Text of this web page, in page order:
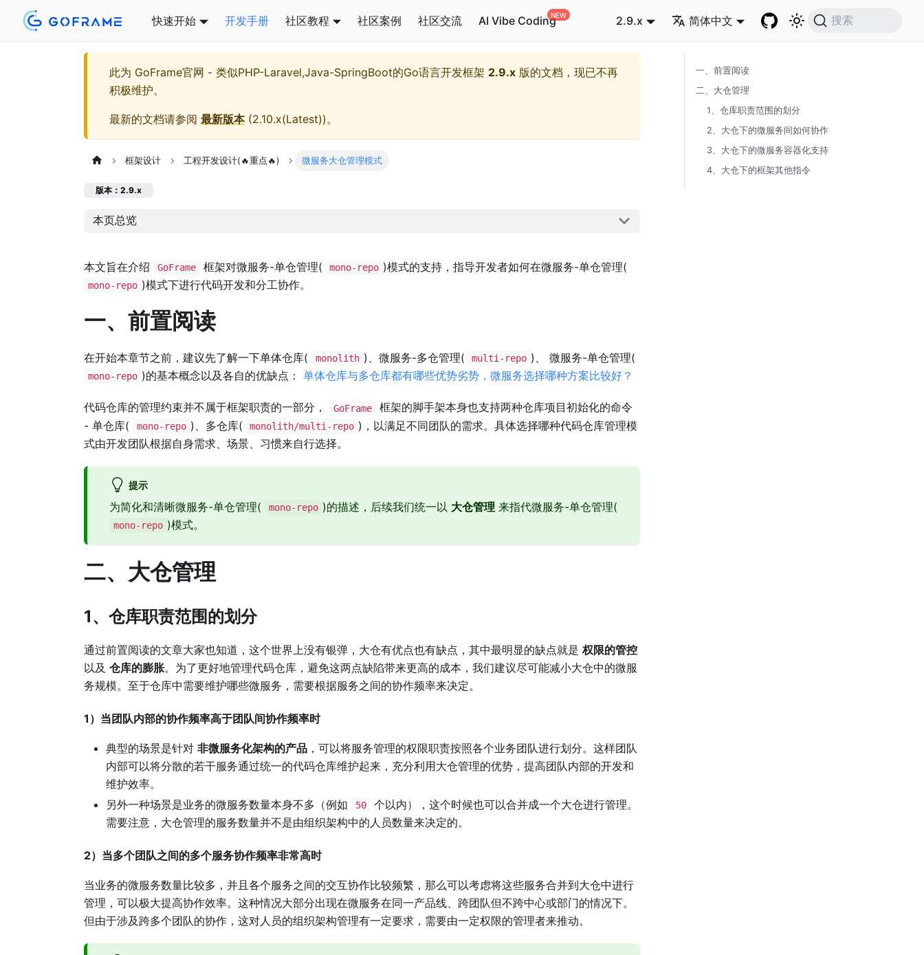
快速开始 开发手册 社区教程 社区案例 社区交流 AI Vibe Coding 2.9.x 简体中文 搜索
此为 GoFrame官网 - 类似PHP-Laravel,Java-SpringBoot的Go语言开发框架 2.9.x 版的文档，现已不再
积极维护。
最新的文档请参阅 最新版本(2.10.x(Latest))。
框架设计 工程开发设计(🔥重点🔥) 微服务大仓管理模式
版本：2.9.x
本页总览
本文旨在介绍 GoFrame 框架对微服务-单仓管理( mono-repo )模式的支持，指导开发者如何在微服务-单仓管理(
mono-repo )模式下进行代码开发和分工协作。
一、前置阅读
在开始本章节之前，建议先了解一下单体仓库( monolith )、微服务-多仓管理( multi-repo )、 微服务-单仓管理(
mono-repo )的基本概念以及各自的优缺点： 单体仓库与多仓库都有哪些优势劣势，微服务选择哪种方案比较好？
代码仓库的管理约束并不属于框架职责的一部分， GoFrame
框架的脚手架本身也支持两种仓库项目初始化的命令
- 单仓库(
mono-repo )、多仓库( monolith/multi-repo )，以满足不同团队的需求。具体选择哪种代码仓库管理模
式由开发团队根据自身需求、场景、习惯来自行选择。
提示
为简化和清晰微服务-单仓管理( mono-repo )的描述，后续我们统一以 大仓管理 来指代微服务-单仓管理(
mono-repo )模式。
二、大仓管理
1、仓库职责范围的划分
通过前置阅读的文章大家也知道，这个世界上没有银弹，大仓有优点也有缺点，其中最明显的缺点就是权限的管控
以及 仓库的膨胀。为了更好地管理代码仓库，避免这两点缺陷带来更高的成本，我们建议尽可能减小大仓中的微服
务规模。至于仓库中需要维护哪些微服务，需要根据服务之间的协作频率来决定。
1）当团队内部的协作频率高于团队间协作频率时
典型的场景是针对 非微服务化架构的产品 ，可以将服务管理的权限职责按照各个业务团队进行划分。这样团队
内部可以将分散的若干服务通过统一的代码仓库维护起来，充分利用大仓管理的优势，提高团队内部的开发和
维护效率。
另外一种场景是业务的微服务数量本身不多（例如
50
个以内），这个时候也可以合并成一个大仓进行管理。
需要注意，大仓管理的服务数量并不是由组织架构中的人员数量来决定的。
2）当多个团队之间的多个服务协作频率非常高时
当业务的微服务数量比较多，并且各个服务之间的交互协作比较频繁，那么可以考虑将这些服务合并到大仓中进行
管理，可以极大提高协作效率。这种情况大部分出现在微服务在同一产品线、跨团队但不跨中心或部门的情况下。
但由于涉及跨多个团队的协作，这对人员的组织架构管理有一定要求，需要由一定权限的管理者来推动。
一、前置阅读
二、大仓管理
1、仓库职责范围的划分
2、大仓下的微服务间如何协作
3、大仓下的微服务容器化支持
4、大仓下的框架其他指令